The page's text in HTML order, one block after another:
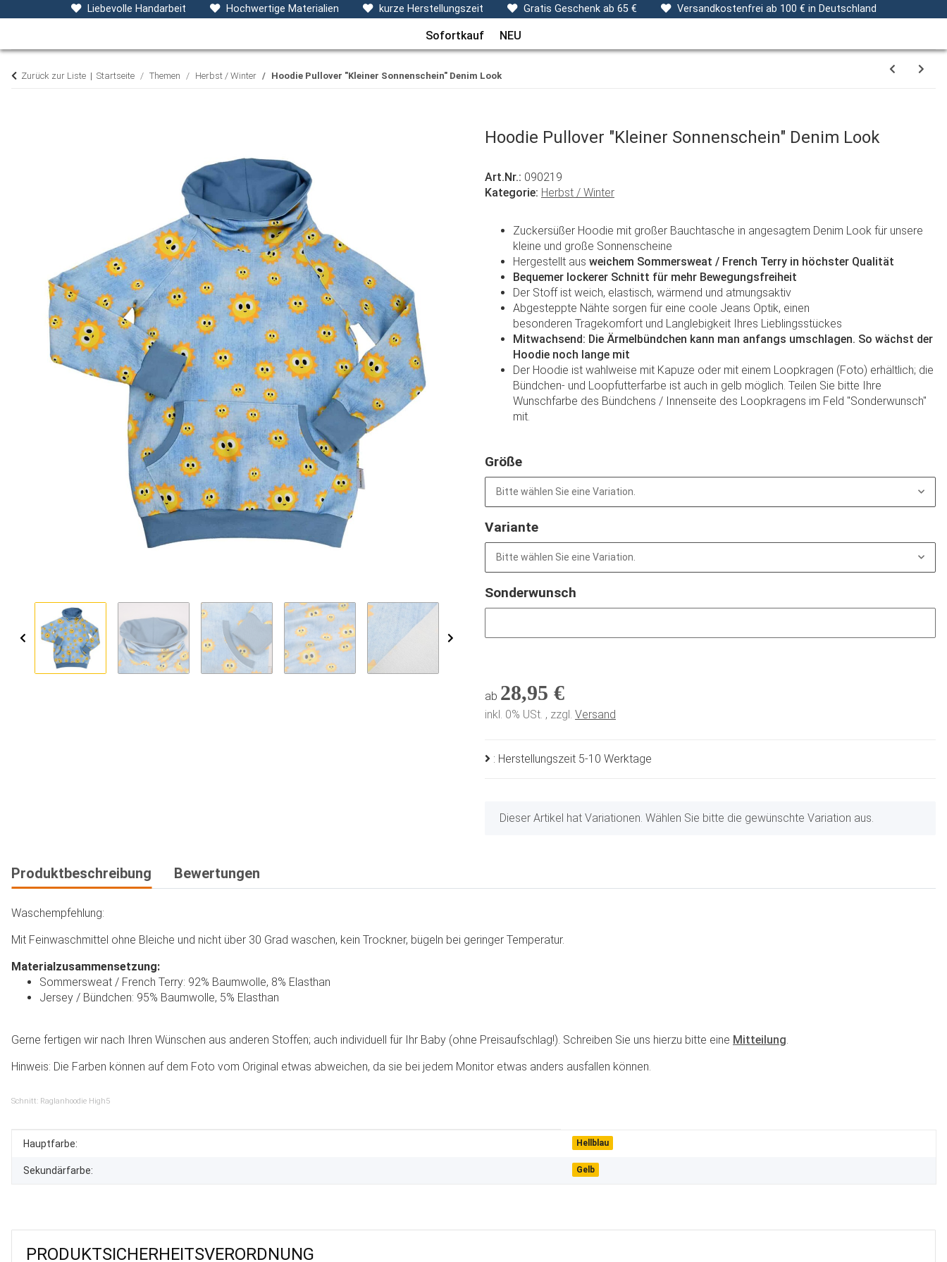
Liebevolle Handarbeit Hochwertige Materialien kurze Herstellungszeit Gratis Geschenk ab 65 € Versandkostenfrei ab 100 € in Deutschland
Baby- & Kinderkleidung Accessoires Decken, Kissen & Co Themen Sets Frühchenkleidung Stoffe Gutscheine Verpackungsservice
Sofortkauf NEU
Zurück zur Liste Startseite Themen Herbst / Winter Hoodie Pullover "Kleiner Sonnenschein" Denim Look
Hoodie Pullover "Kleiner Sonnenschein" Denim Look
Art.Nr.: 090219
Kategorie: Herbst / Winter
Zuckersüßer Hoodie mit großer Bauchtasche in angesagtem Denim Look für unsere
kleine und große Sonnenscheine
Hergestellt aus weichem Sommersweat / French Terry in höchster Qualität
Bequemer lockerer Schnitt für mehr Bewegungsfreiheit
Der Stoff ist weich, elastisch, wärmend und atmungsaktiv
Abgesteppte Nähte sorgen für eine coole Jeans Optik, einen
besonderen Tragekomfort und Langlebigkeit Ihres Lieblingsstückes
Mitwachsend: Die Ärmelbündchen kann man anfangs umschlagen. So wächst der
Hoodie noch lange mit
Der Hoodie ist wahlweise mit Kapuze oder mit einem Loopkragen (Foto) erhältlich; die
Bündchen- und Loopfutterfarbe ist auch in gelb möglich. Teilen Sie bitte Ihre
Wunschfarbe des Bündchens / Innenseite des Loopkragens im Feld "Sonderwunsch"
mit.
Größe
Bitte wählen Sie eine Variation.
Variante
Bitte wählen Sie eine Variation.
Sonderwunsch
ab 28,95 €
inkl. 0% USt. , zzgl. Versand
: Herstellungszeit 5-10 Werktage
x
Dieser Artikel hat Variationen. Wählen Sie bitte die gewünschte Variation aus.
Produktbeschreibung Bewertungen
Waschempfehlung:
Mit Feinwaschmittel ohne Bleiche und nicht über 30 Grad waschen, kein Trockner, bügeln bei geringer Temperatur.
Materialzusammensetzung:
Sommersweat / French Terry: 92% Baumwolle, 8% Elasthan
Jersey / Bündchen: 95% Baumwolle, 5% Elasthan
Gerne fertigen wir nach Ihren Wünschen aus anderen Stoffen; auch individuell für Ihr Baby (ohne Preisaufschlag!). Schreiben Sie uns hierzu bitte eine Mitteilung
Hinweis: Die Farben können auf dem Foto vom Original etwas abweichen, da sie bei jedem Monitor etwas anders ausfallen können.
Schnitt: Raglanhoodie High5
Produkteigenschaft
Wert
Hauptfarbe: Hellblau
Sekundärfarbe: Gelb
PRODUKT­SICHER­HEITS­VER­ORD­NUNG